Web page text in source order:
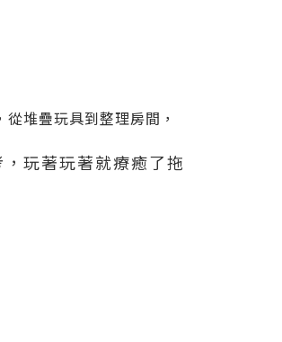
堆疊玩具到整理房間，
玩著玩著就療癒了拖